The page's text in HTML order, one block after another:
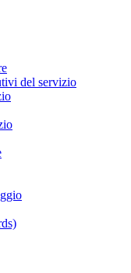
del servizio